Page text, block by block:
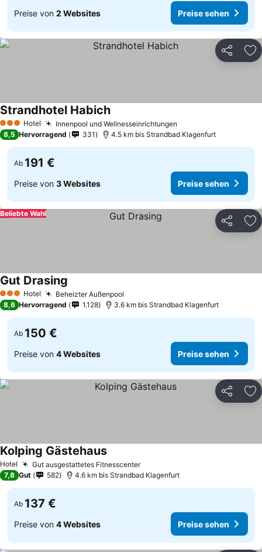
Preise von 2 Websites Preise sehen
Teilen
3 SterneHotel Innenpool und Wellnesseinrichtungen
Strandhotel Habich
8,5 Hervorragend 331 4.5 km bis Strandbad Klagenfurt
Ab 191 €
Preise von 3 Websites Preise sehen
Teilen
Beliebte Wahl
3 SterneHotel Beheizter Außenpool
Gut Drasing
8,6 Hervorragend 1.128 3.6 km bis Strandbad Klagenfurt
Ab 150 €
Preise von 4 Websites Preise sehen
Teilen
Hotel Gut ausgestattetes Fitnesscenter
Kolping Gästehaus
7,8 Gut 582 4.6 km bis Strandbad Klagenfurt
Ab 137 €
Preise von 4 Websites Preise sehen